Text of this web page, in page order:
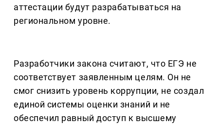
аттестации будут разрабатываться на
региональном уровне.
Разработчики закона считают, что ЕГЭ не
соответствует заявленным целям. Он не
смог снизить уровень коррупции, не создал
единой системы оценки знаний и не
обеспечил равный доступ к высшему